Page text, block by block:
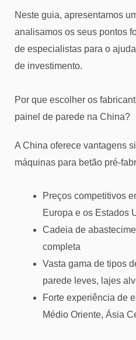
Neste guia, apresentamos
analisamos os seus pontos
de especialistas para o
de investimento.
Por que escolher os
painel de parede na China?
A China oferece vantagens
máquinas para betão pré-
Preços competitivos
Europa e os Estados
Cadeia de
completa
Vasta gama de tipos
parede leves, lajes
Forte experiência de
Médio Oriente, Ásia